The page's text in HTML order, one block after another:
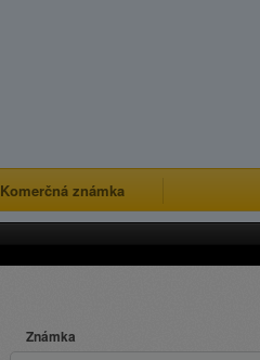
Komerčná známka
Známka